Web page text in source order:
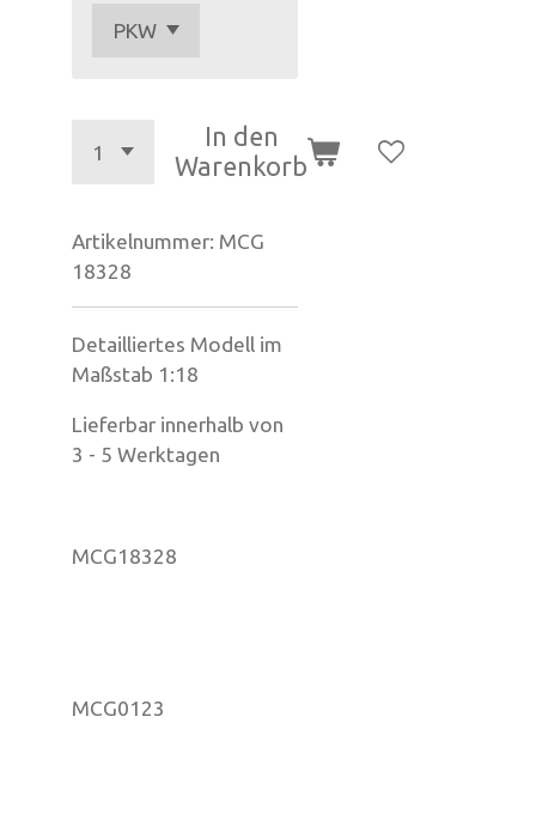
In den
Warenkorb
Artikelnummer: MCG
18328
Detailliertes Modell im
Maßstab 1:18
Lieferbar innerhalb von
3 - 5 Werktagen
MCG18328
MCG0123